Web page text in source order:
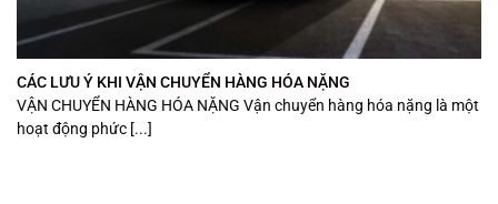
CÁC LƯU Ý KHI VẬN CHUYỂN HÀNG HÓA NẶNG
VẬN CHUYỂN HÀNG HÓA NẶNG Vận chuyển hàng hóa nặng là một
hoạt động phức [...]